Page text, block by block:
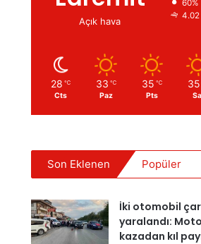
Açık hava
60%
4.02
28 ℃
Cts
33 ℃
Paz
35 ℃
Pts
35
Son Eklenen Popüler
İki otomobil
yaralandı:
kazadan kıl